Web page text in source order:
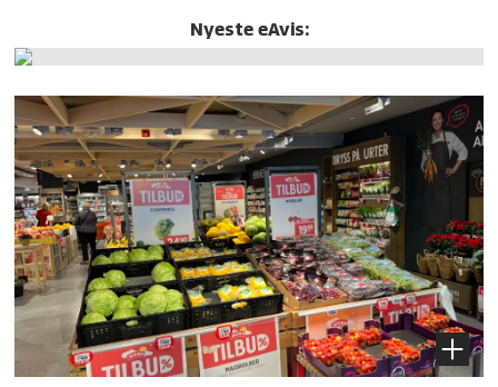
Nyeste eAvis: